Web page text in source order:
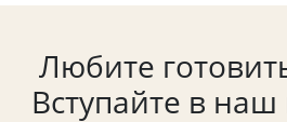
Любите
Вступайте в